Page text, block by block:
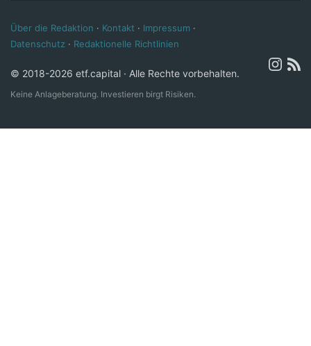
Über die Redaktion · Kontakt · Impressum ·
Datenschutz · Redaktionelle Richtlinien
© 2018-2026 etf.capital · Alle Rechte vorbehalten.
Keine Anlageberatung. Investieren birgt Risiken.